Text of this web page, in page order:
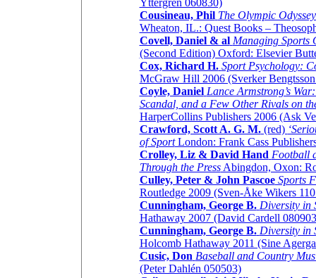
Yttergren 060830)
Cousineau, Phil The Olympic
Wheaton, IL.: Quest Books –
Covell, Daniel & al Managing Sports
(Second Edition) Oxford: Elsevier
Cox, Richard H. Sport Psychology:
McGraw Hill 2006 (Sverker
Coyle, Daniel Lance Armstrong’s
Scandal, and a Few Other Rivals on
HarperCollins Publishers 2006 (Ask
Crawford, Scott A. G. M.(red)
of SportLondon: Frank Cass
Crolley, Liz & David Hand Football
Through the PressAbingdon, Oxon:
Culley, Peter & John PascoeSports
Routledge 2009 (Sven-Åke Wikers
Cunningham, George B. Diversity in
Hathaway 2007 (David Cardell
Cunningham, George B. Diversity in
Holcomb Hathaway 2011 (Sine
Cusic, Don Baseball and Country
(Peter Dahlén 050503)